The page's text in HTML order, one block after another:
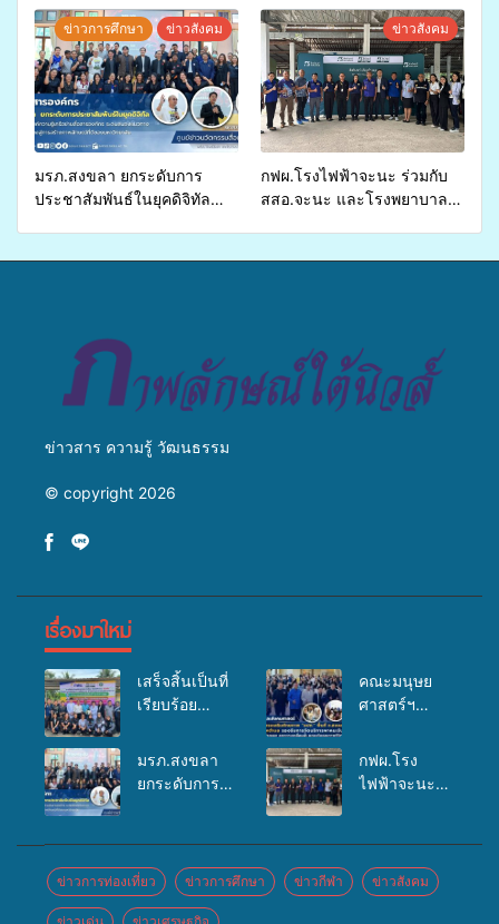
สุขภาพแก่ประชาชนในพื้นที่
อำเภอจะนะ
จ่ายงบกองทุนสุขภาพตำบล
รองรับการจัดบริการพาหนะรับ
ส่งผู้ทุพพลภาพเพื่อเข้ารับ
บริการสาธารณสุข ลดความ
เหลื่อมล้ำ ยกระดับคุณภาพ
ชีวิตประชาชนอย่างยั่งยืน
ข่าวการศึกษา ข่าวสังคม
มรภ.สงขลา ยกระดับการ
ประชาสัมพันธ์ในยุคดิจิทัล
ข่าวสังคม
กฟผ.โรงไฟฟ้าจะนะ ร่วมกับ
สสอ.จะนะ และโรงพยาบาล
ข่าวสาร ความรู้ วัฒนธรรม
© copyright 2026
เรื่องมาใหม่
เสร็จสิ้นเป็นที่
เรียบร้อย
เคลื่อนที่
บริการด้าน
สุขภาพแก่
ประชาชนใน
พื้นที่อำเภอ
คณะมนุษย
ศาสตร์ฯ
จัดอบรมเสริม
ศักยภาพ
กองทุน
สุขภาพตำบล
รองรับการจัด
มรภ.สงขลา
ยกระดับการ
องค์ความรู้
เครือข่าย
กฟผ.โรง
ไฟฟ้าจะนะ
พยาบาลศิคริ
นทร์ หาดใหญ่
ข่าวการท่องเที่ยว ข่าวการศึกษา ข่าวกีฬา ข่าวสังคม